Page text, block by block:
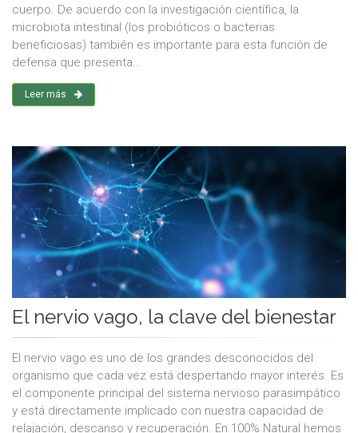
cuerpo. De acuerdo con la investigación científica, la
microbiota intestinal (los probióticos o bacterias
beneficiosas) también es importante para esta función de
defensa que presenta...
Leer más
El nervio vago, la clave del bienestar
El nervio vago es uno de los grandes desconocidos del
organismo que cada vez está despertando mayor interés. Es
el componente principal del sistema nervioso parasimpático
y está directamente implicado con nuestra capacidad de
relajación, descanso y recuperación. En 100% Natural hemos